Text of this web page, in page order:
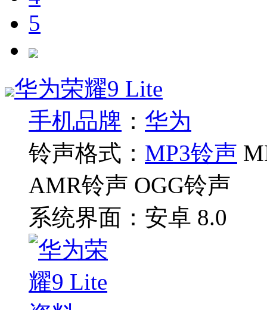
5
华为荣耀9 Lite
手机品牌 ： 华为
铃声格式： MP3铃声
AMR铃声 OGG铃声
系统界面： 安卓 8.0